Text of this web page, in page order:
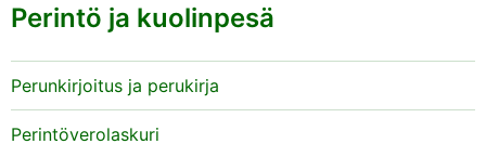
Perintö ja kuolinpesä
Perunkirjoitus ja perukirja
Perintöverolaskuri